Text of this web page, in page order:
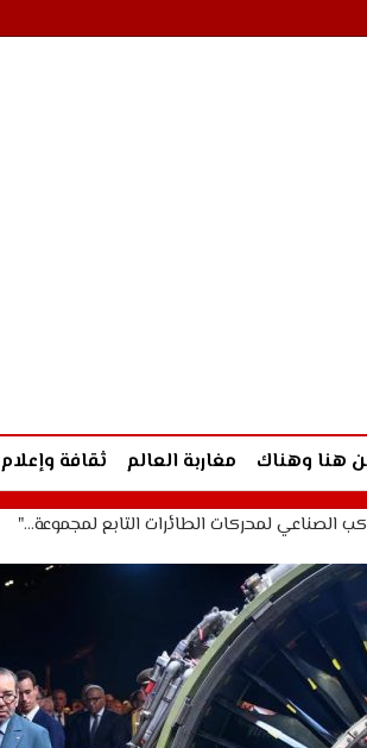
هنا وهناك مغاربة العالم ثقافة وإعلام
الصناعي لمحركات الطائرات التابع لمجموعة…"